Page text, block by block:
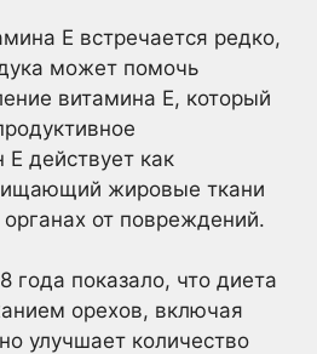
Е встречается редко,
может помочь
витамина Е, который
Е действует как
жировые ткани
от повреждений.
года показало, что диета
орехов, включая
улучшает количество